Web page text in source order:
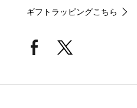
ギフトラッピングこちら